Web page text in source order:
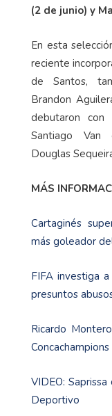
(2 de junio) y
En esta
reciente
de Santos,
Brandon
debutaron con
Santiago Van
Douglas
MÁS
Cartaginés
más goleador
FIFA investiga
presuntos
Ricardo
Concachampions
VIDEO:
Deportivo